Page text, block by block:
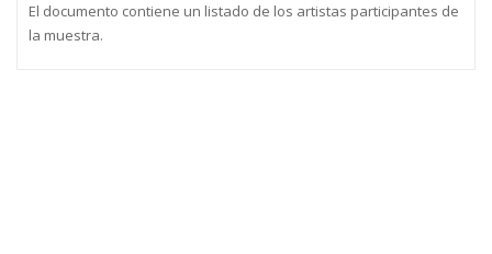
El documento contiene un listado de los artistas participantes de
la muestra.